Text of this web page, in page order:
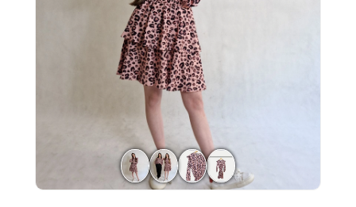
شلوارک مردانه ژاکت و پلیور مردانه
شلوار جین مردانه
شلوار پارچه ای
مردانه